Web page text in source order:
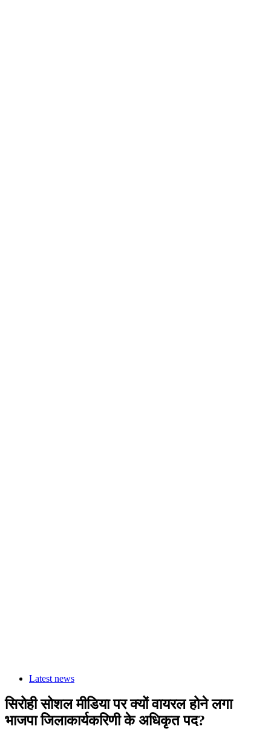
Latest news
सिरोही सोशल मीडिया पर क्यों वायरल होने लगा
भाजपा जिलाकार्यकरिणी के अधिकृत पद?